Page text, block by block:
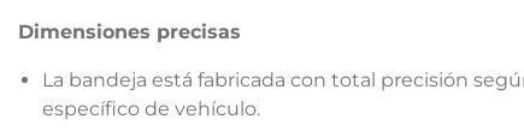
Dimensiones precisas
La bandeja está fabricada con total precisión
específico de vehículo.